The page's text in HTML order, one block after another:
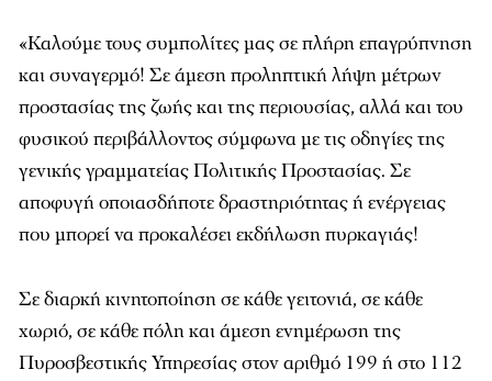
«Καλούμε τους συμπολίτες μας σε πλήρη επαγρύπνηση
και συναγερμό! Σε άμεση προληπτική λήψη μέτρων
προστασίας της ζωής και της περιουσίας, αλλά και του
φυσικού περιβάλλοντος σύμφωνα με τις οδηγίες της
γενικής γραμματείας Πολιτικής Προστασίας. Σε
αποφυγή οποιασδήποτε δραστηριότητας ή ενέργειας
που μπορεί να προκαλέσει εκδήλωση πυρκαγιάς!
Σε διαρκή κινητοποίηση σε κάθε γειτονιά, σε κάθε
χωριό, σε κάθε πόλη και άμεση ενημέρωση της
Πυροσβεστικής Υπηρεσίας στον αριθμό 199 ή στο 112